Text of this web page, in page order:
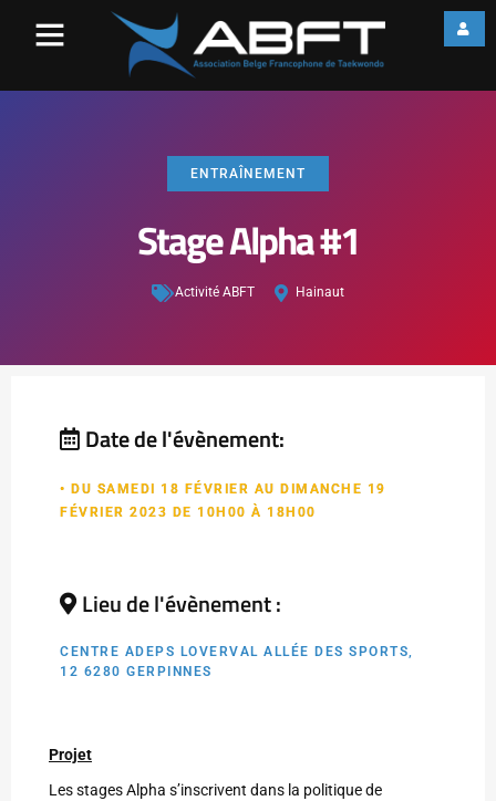
ENTRAÎNEMENT
Stage Alpha #1
Activité ABFT Hainaut
Date de l'évènement:
• DU SAMEDI 18 FÉVRIER AU DIMANCHE 19
FÉVRIER 2023 DE 10H00 À 18H00
Lieu de l'évènement :
CENTRE ADEPS LOVERVAL ALLÉE DES SPORTS,
12 6280 GERPINNES
Projet
Les stages Alpha s’inscrivent dans la politique de